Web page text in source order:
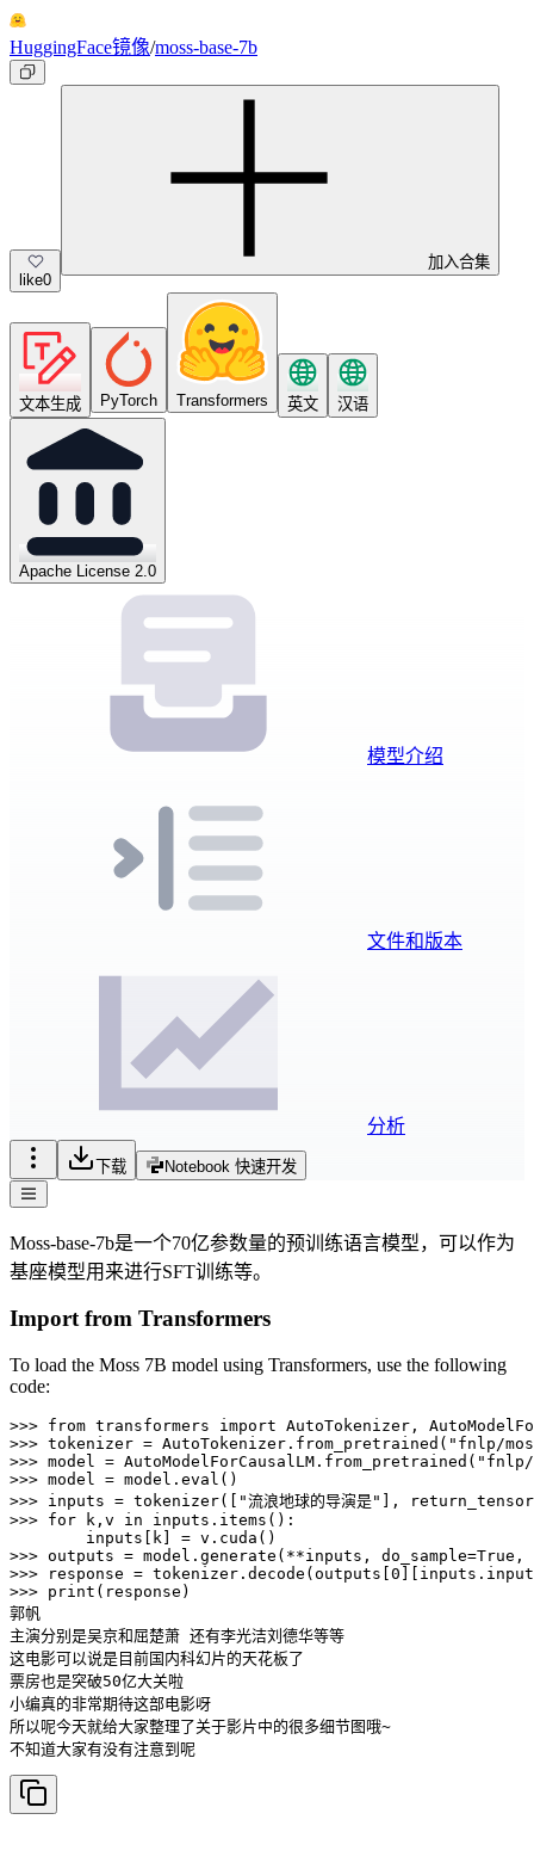
HuggingFace镜像/moss-base-7b
like0
加入合集
文本生成 PyTorch Transformers 英文 汉语
Apache License 2.0
模型介绍
文件和版本
分析
下载 Notebook 快速开发
Moss-base-7b是一个70亿参数量的预训练语言模型，可以作为
基座模型用来进行SFT训练等。
Import from Transformers
To load the Moss 7B model using Transformers, use the following
code:
>>> from transformers import AutoTokenizer,
>>> tokenizer = AutoTokenizer.from_pretrained("fnlp/
>>> model =
>>> model = model.eval()
>>> inputs = tokenizer(["流浪地球的导演是"],
>>> for k,v in inputs.items():
        inputs[k] = v.cuda()
>>> outputs = model.generate(**inputs,
>>> response =
>>> print(response)
郭帆
主演分别是吴京和屈楚萧 还有李光洁刘德华等等
这电影可以说是目前国内科幻片的天花板了
票房也是突破50亿大关啦
小编真的非常期待这部电影呀
所以呢今天就给大家整理了关于影片中的很多细节图哦~
不知道大家有没有注意到呢